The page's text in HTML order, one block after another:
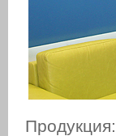
Продукция: